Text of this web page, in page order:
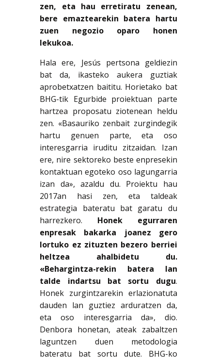
zen, eta hau erretiratu zenean,
bere emaztearekin batera hartu
zuen negozio oparo honen
lekukoa.
Hala ere, Jesús pertsona geldiezin
bat da, ikasteko aukera guztiak
aprobetxatzen baititu. Horietako bat
BHG-tik Egurbide proiektuan parte
hartzea proposatu ziotenean heldu
zen. «Basauriko zenbait zurgindegik
hartu genuen parte, eta oso
interesgarria iruditu zitzaidan. Izan
ere, nire sektoreko beste enpresekin
kontaktuan egoteko oso lagungarria
izan da», azaldu du. Proiektu hau
2017an hasi zen, eta taldeak
estrategia bateratu bat garatu du
harrezkero. Honek egurraren
enpresak bakarka joanez gero
lortuko ez zituzten bezero berriei
heltzea ahalbidetu du.
«Behargintza-rekin batera lan
talde indartsu bat sortu dugu.
Honek zurgintzarekin erlazionatuta
dauden lan guztiez arduratzen da,
eta oso interesgarria da», dio.
Denbora honetan, ateak zabaltzen
laguntzen duen metodologia
bateratu bat sortu dute. BHG-ko